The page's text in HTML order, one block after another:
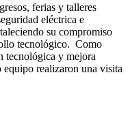
ferias y talleres
eléctrica e
su compromiso
tecnológico. Como
tecnológica y mejora
equipo realizaron una visita